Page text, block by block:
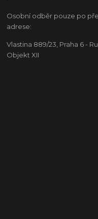
Osobní odběr pouze po
adrese:
Vlastina 889/23, Praha 6 -
Objekt XII